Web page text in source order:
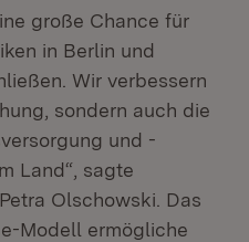
große Chance für
in Berlin und
Wir verbessern
sondern auch die
und -
Land“, sagte
Olschowski. Das
Modell ermögliche